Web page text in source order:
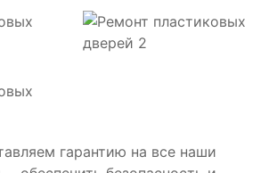
гарантию на все наши